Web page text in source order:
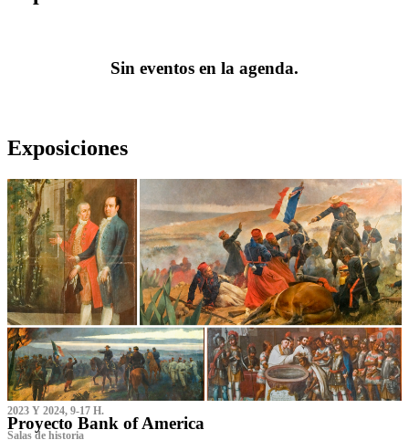
Sin eventos en la agenda.
Exposiciones
2023 Y 2024, 9-17 H.
Proyecto Bank of America
S‌alas de historia